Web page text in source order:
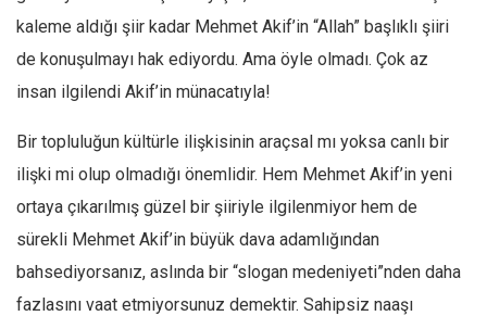
kaleme aldığı şiir kadar Mehmet Akif’in “Allah” başlıklı şiiri
de konuşulmayı hak ediyordu. Ama öyle olmadı. Çok az
insan ilgilendi Akif’in münacatıyla!
Bir topluluğun kültürle ilişkisinin araçsal mı yoksa canlı bir
ilişki mi olup olmadığı önemlidir. Hem Mehmet Akif’in yeni
ortaya çıkarılmış güzel bir şiiriyle ilgilenmiyor hem de
sürekli Mehmet Akif’in büyük dava adamlığından
bahsediyorsanız, aslında bir “slogan medeniyeti”nden daha
fazlasını vaat etmiyorsunuz demektir. Sahipsiz naaşı